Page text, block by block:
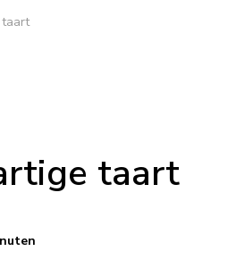
taart
taart